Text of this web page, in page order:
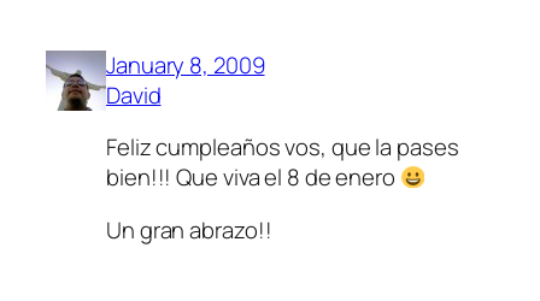
January 8, 2009
David
Feliz cumpleaños vos, que la pases
bien!!! Que viva el 8 de enero
Un gran abrazo!!